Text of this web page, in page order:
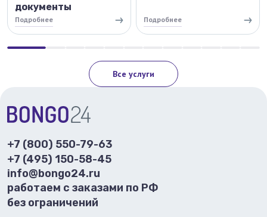
документы
Подробнее Подробнее
Все услуги
+7 (800) 550-79-63
+7 (495) 150-58-45
info@bongo24.ru
работаем с заказами по РФ
без ограничений